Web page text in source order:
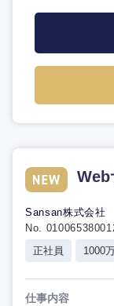
Web
Sansan株式会社
No.
正社員
1000
仕事内容